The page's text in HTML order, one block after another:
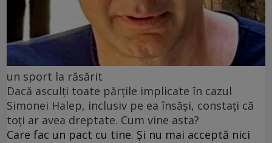
un sport la răsărit
Dacă asculți toate părțile implicate în cazul
Simonei Halep, inclusiv pe ea însăși, constați că
toți ar avea dreptate. Cum vine asta?
Care fac un pact cu tine. Și nu mai acceptă nici